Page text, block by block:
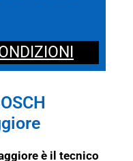
è il tecnico